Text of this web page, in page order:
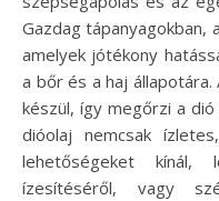
Gazdag tápanyagokban,
amelyek jótékony
a bőr és a haj
készül, így megőrzi a
dióolaj nemcsak
lehetőségeket kínál,
ízesítéséről, vagy